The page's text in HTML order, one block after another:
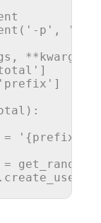
'-p' ,
'--
**kwargs
]
'prefix' ]
=